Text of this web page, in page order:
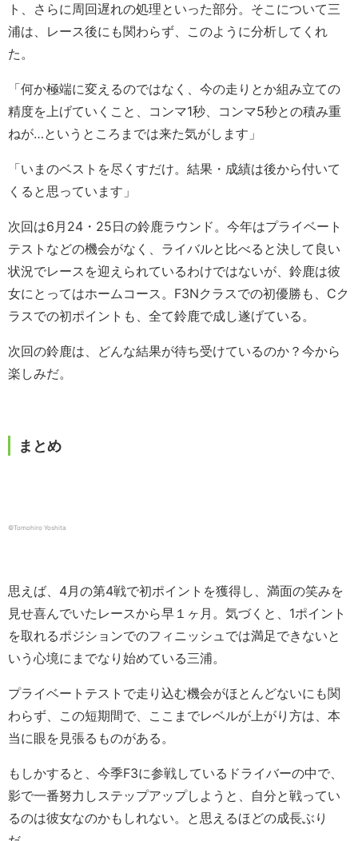
ト、さらに周回遅れの処理といった部分。そこについて三
浦は、レース後にも関わらず、このように分析してくれ
た。
「何か極端に変えるのではなく、今の走りとか組み立ての
精度を上げていくこと、コンマ1秒、コンマ5秒との積み重
ねが…というところまでは来た気がします」
「いまのベストを尽くすだけ。結果・成績は後から付いて
くると思っています」
次回は6月24・25日の鈴鹿ラウンド。今年はプライベート
テストなどの機会がなく、ライバルと比べると決して良い
状況でレースを迎えられているわけではないが、鈴鹿は彼
女にとってはホームコース。F3Nクラスでの初優勝も、Cク
ラスでの初ポイントも、全て鈴鹿で成し遂げている。
次回の鈴鹿は、どんな結果が待ち受けているのか？今から
楽しみだ。
まとめ
©︎Tomohiro Yoshita
思えば、4月の第4戦で初ポイントを獲得し、満面の笑みを
見せ喜んでいたレースから早１ヶ月。気づくと、1ポイント
を取れるポジションでのフィニッシュでは満足できないと
いう心境にまでなり始めている三浦。
プライベートテストで走り込む機会がほとんどないにも関
わらず、この短期間で、ここまでレベルが上がり方は、本
当に眼を見張るものがある。
もしかすると、今季F3に参戦しているドライバーの中で、
影で一番努力しステップアップしようと、自分と戦ってい
るのは彼女なのかもしれない。と思えるほどの成長ぶり